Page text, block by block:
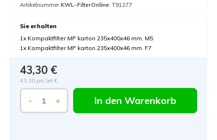
Artikelnummer KWL-FilterOnline: T91277
Sie erhalten
1x Kompaktfilter MP karton 235x400x46 mm. M5
1x Kompaktfilter MP karton 235x400x46 mm. F7
43,30 €
43,30 pro Set €
- + In den Warenkorb